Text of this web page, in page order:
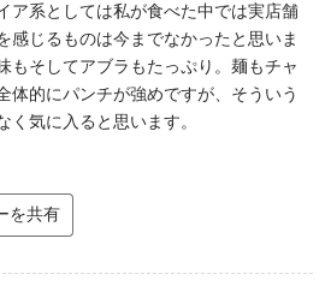
ア系としては私が食べた中では実店舗
感じるものは今までなかったと思いま
もそしてアブラもたっぷり。麺もチャ
体的にパンチが強めですが、そういう
気に入ると思います。
を共有